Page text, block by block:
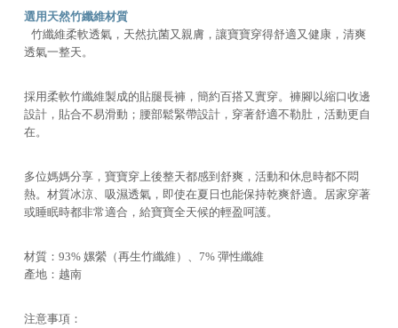
選用天然竹纖維材質
竹纖維柔軟透氣，天然抗菌又親膚，讓寶寶穿得舒適又健康，清爽
透氣一整天。
採用柔軟竹纖維製成的貼腿長褲，簡約百搭又實穿。褲腳以縮口收邊
設計，貼合不易滑動；腰部鬆緊帶設計，穿著舒適不勒肚，活動更自
在。
多位媽媽分享，寶寶穿上後整天都感到舒爽，活動和休息時都不悶
熱。材質冰涼、吸濕透氣，即使在夏日也能保持乾爽舒適。居家穿著
或睡眠時都非常適合，給寶寶全天候的輕盈呵護。
材質：93% 嫘縈（再生竹纖維）、7% 彈性纖維
產地：越南
注意事項：